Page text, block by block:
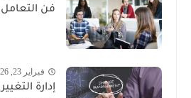
فن
فبراير 23, 2026
إدارة